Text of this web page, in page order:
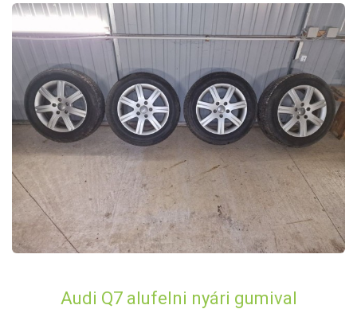
Audi Q7 alufelni nyári gumival